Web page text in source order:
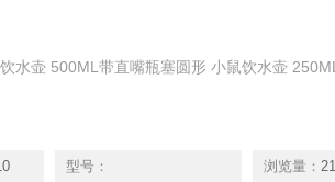
水壶 500ML带直嘴瓶塞圆形 小鼠饮水壶
型号： 浏览量：